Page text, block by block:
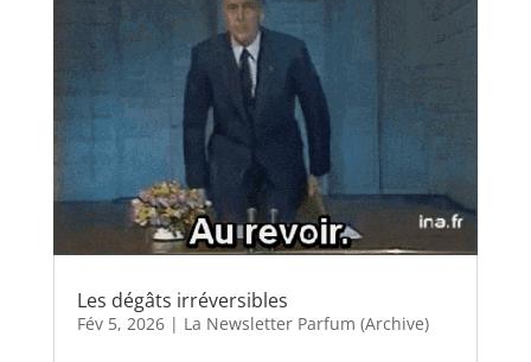
Les dégâts irréversibles
Fév 5, 2026| La Newsletter Parfum (Archive)